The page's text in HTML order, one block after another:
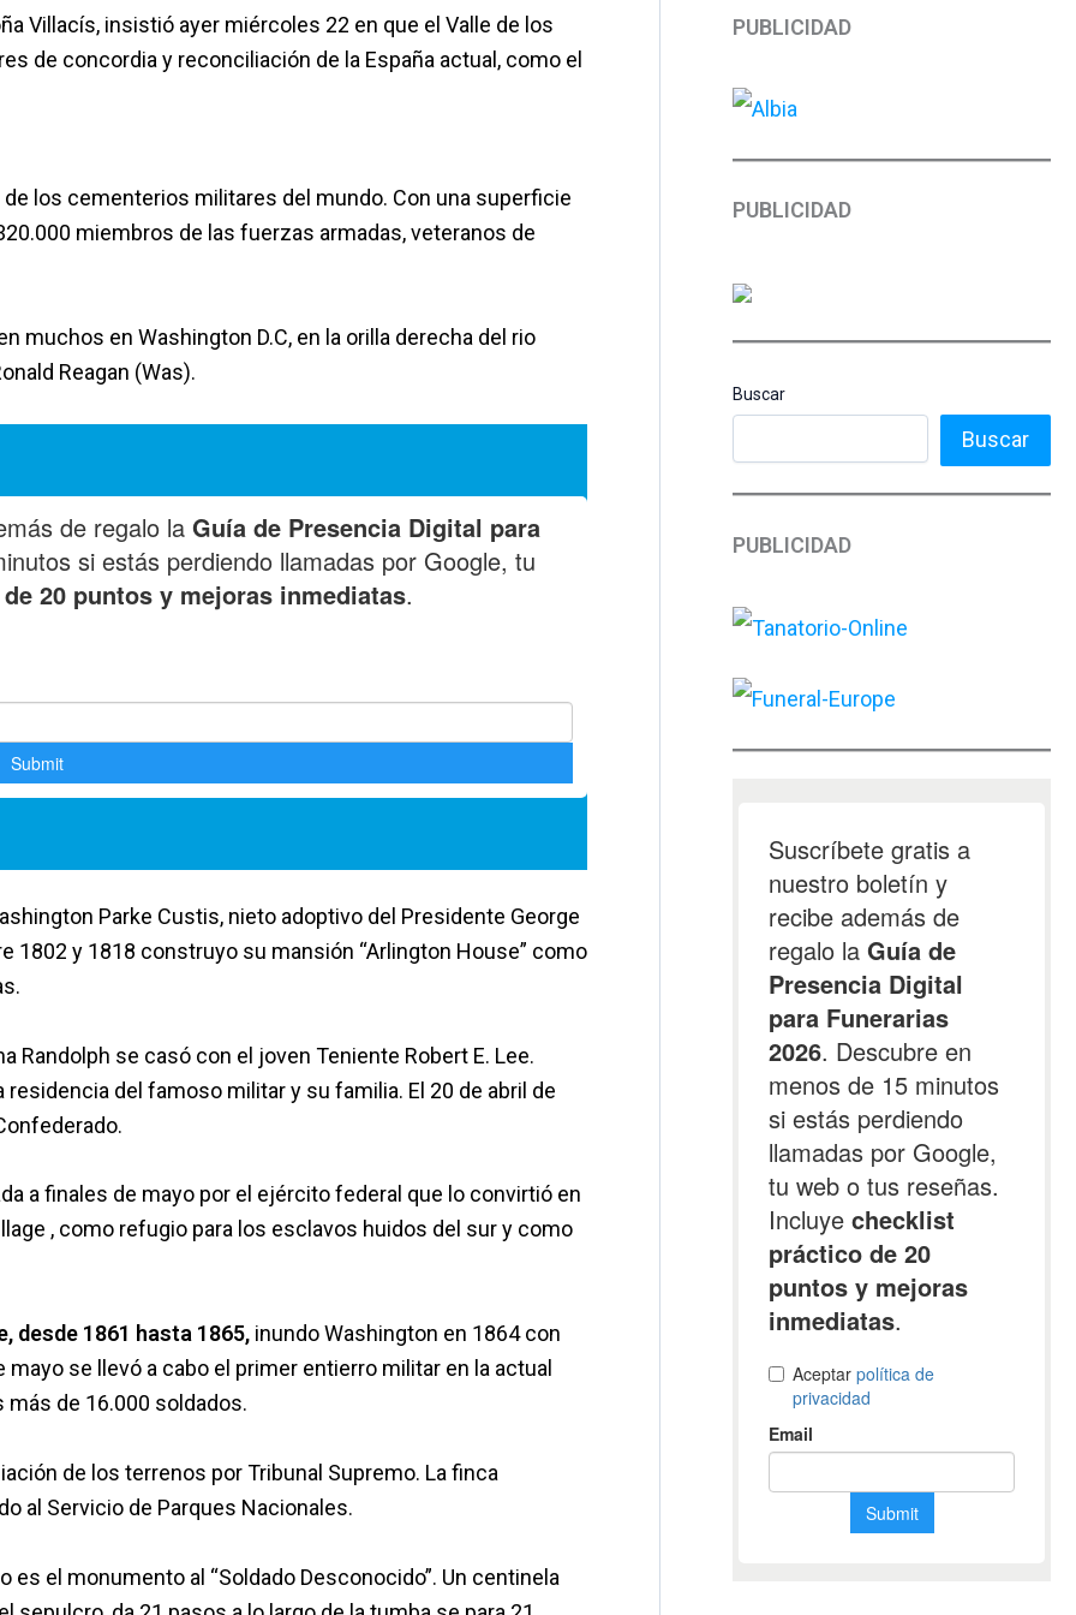
Villacís, insistió ayer miércoles 22 en que el Valle de los
de concordia y reconciliación de la España actual, como el
los cementerios militares del mundo. Con una superficie
miembros de las fuerzas armadas, veteranos de
muchos en Washington D.C, en la orilla derecha del rio
Reagan (Was).
Parke Custis, nieto adoptivo del Presidente George
1802 y 1818 construyo su mansión “Arlington House” como
Randolph se casó con el joven Teniente Robert E. Lee.
del famoso militar y su familia. El 20 de abril de
a finales de mayo por el ejército federal que lo convirtió en
, como refugio para los esclavos huidos del sur y como
desde 1861 hasta 1865, inundo Washington en 1864 con
se llevó a cabo el primer entierro militar en la actual
de 16.000 soldados.
de los terrenos por Tribunal Supremo. La finca
al Servicio de Parques Nacionales.
el monumento al “Soldado Desconocido”. Un centinela
PUBLICIDAD
PUBLICIDAD
Buscar
Buscar
PUBLICIDAD